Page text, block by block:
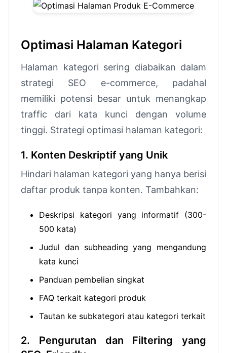
Optimasi Halaman Kategori
Halaman kategori sering diabaikan dalam
strategi SEO e-commerce, padahal
memiliki potensi besar untuk menangkap
traffic dari kata kunci dengan volume
tinggi. Strategi optimasi halaman kategori:
1. Konten Deskriptif yang Unik
Hindari halaman kategori yang hanya berisi
daftar produk tanpa konten. Tambahkan:
Deskripsi kategori yang informatif (300-
500 kata)
Judul dan subheading yang mengandung
kata kunci
Panduan pembelian singkat
FAQ terkait kategori produk
Tautan ke subkategori atau kategori terkait
2. Pengurutan dan Filtering yang